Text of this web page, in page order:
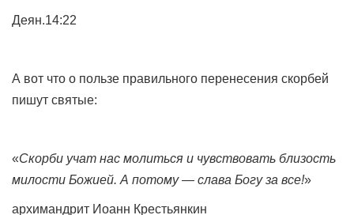
Деян.14:22
А вот что о пользе правильного перенесения скорбей
пишут святые:
«Скорби учат нас молиться и чувствовать близость
милости Божией. А потому — слава Богу за все!»
архимандрит Иоанн Крестьянкин